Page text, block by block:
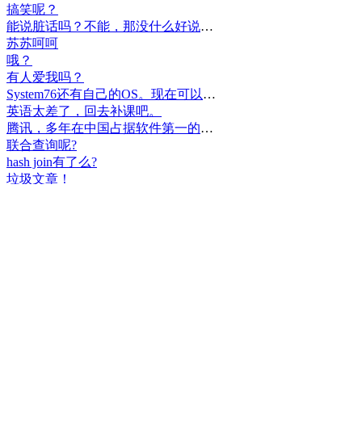
搞笑呢？
能说脏话吗？不能，那没什么好说的了！
苏苏呵呵
哦？
有人爱我吗？
System76还有自己的OS。现在可以递送到很多地区了。
英语太差了，回去补课吧。
腾讯，多年在中国占据软件第一的位置，可惜，除了QQ、微信外，什么都没有做出来。
联合查询呢?
hash join有了么?
垃圾文章！